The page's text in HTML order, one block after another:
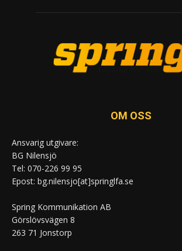
OM OSS
Ansvarig utgivare:
BG Nilensjö
Tel: 070-226 99 95
Epost: bg.nilensjo[at]springlfa.se
Spring Kommunikation AB
Görslövsvägen 8
263 71 Jonstorp